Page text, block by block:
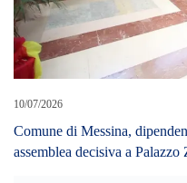
13/11/2023
Lavoratori Comet porto di
sindacati e Adsp dello Stretto